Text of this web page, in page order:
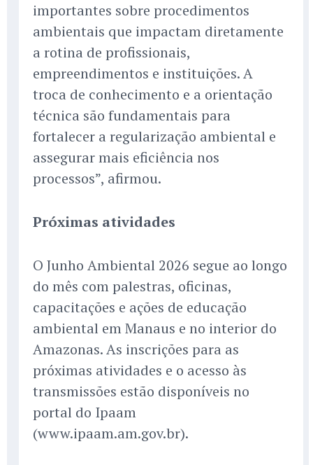
importantes sobre procedimentos
ambientais que impactam diretamente
a rotina de profissionais,
empreendimentos e instituições. A
troca de conhecimento e a orientação
técnica são fundamentais para
fortalecer a regularização ambiental e
assegurar mais eficiência nos
processos”, afirmou.
Próximas atividades
O Junho Ambiental 2026 segue ao longo
do mês com palestras, oficinas,
capacitações e ações de educação
ambiental em Manaus e no interior do
Amazonas. As inscrições para as
próximas atividades e o acesso às
transmissões estão disponíveis no
portal do Ipaam
(www.ipaam.am.gov.br).